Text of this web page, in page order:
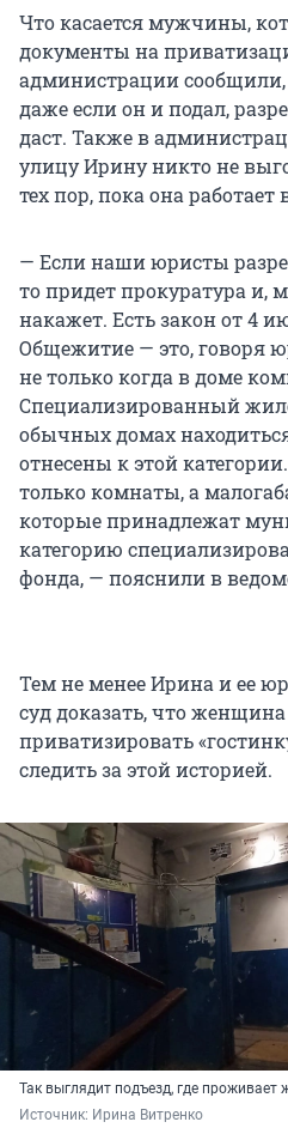
Что касается мужчины,
документы на
администрации сообщили,
даже если он и подал,
даст. Также в
улицу Ирину никто не
тех пор, пока она работает
— Если наши юристы
то придет прокуратура и,
накажет. Есть закон от 4
Общежитие — это, говоря
не только когда в доме
Специализированный
обычных домах
отнесены к этой
только комнаты, а
которые принадлежат
категорию
фонда, — пояснили в
Тем не менее Ирина и ее
суд доказать, что
приватизировать
следить за этой историей.
Так выглядит подъезд, где проживает
Источник: Ирина Витренко